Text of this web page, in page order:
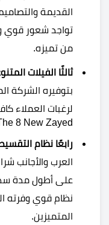
القديمة
تواجد شعور قوي
من تميزه.
ثالثًا الفيلات
بتوفيره الشركة
لرغبات العملاء
8 New Zayed.
رابعًا نظام
العرب والأجانب
على أطول مدة
نظام قوي وفرته
المتميزين.